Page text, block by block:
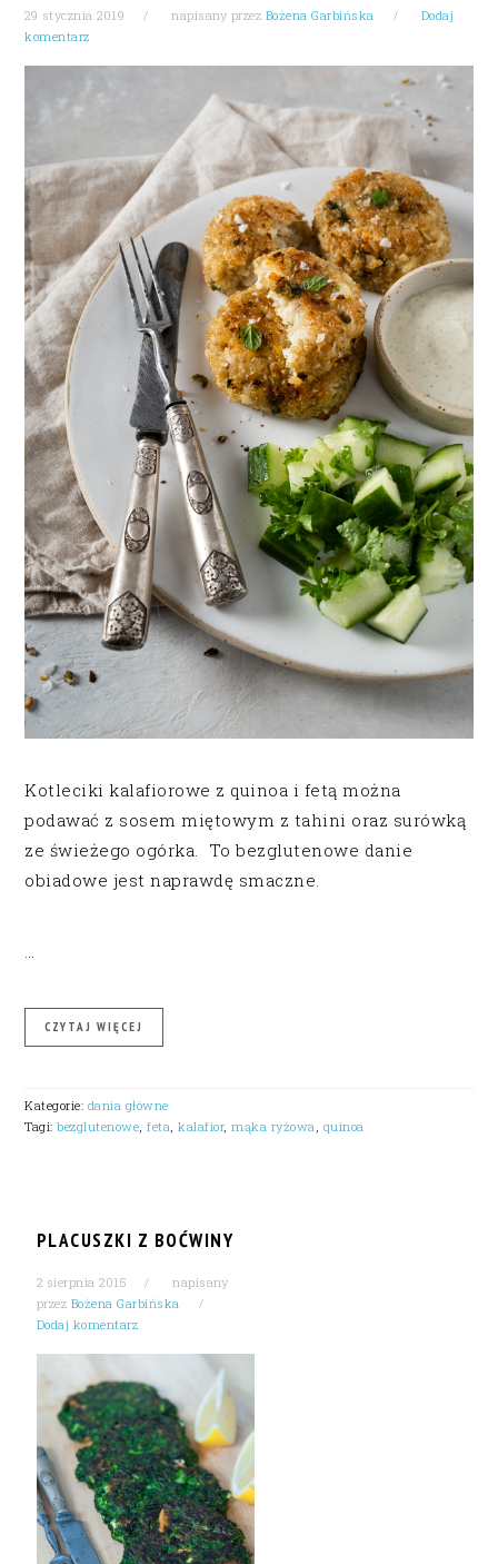
29 stycznia 2019 napisany przez Bożena Garbińska
Dodaj
komentarz
Kotleciki kalafiorowe z quinoa i fetą można
podawać z sosem miętowym z tahini oraz surówką
ze świeżego ogórka. To bezglutenowe danie
obiadowe jest naprawdę smaczne.
CZYTAJ WIĘCEJ
Kategorie: dania główne
Tagi:bezglutenowe ,feta ,kalafior,mąka ryżowa quinoa
PLACUSZKI Z BOĆWINY
2 sierpnia 2015
napisany
przez Bożena Garbińska
Dodaj komentarz